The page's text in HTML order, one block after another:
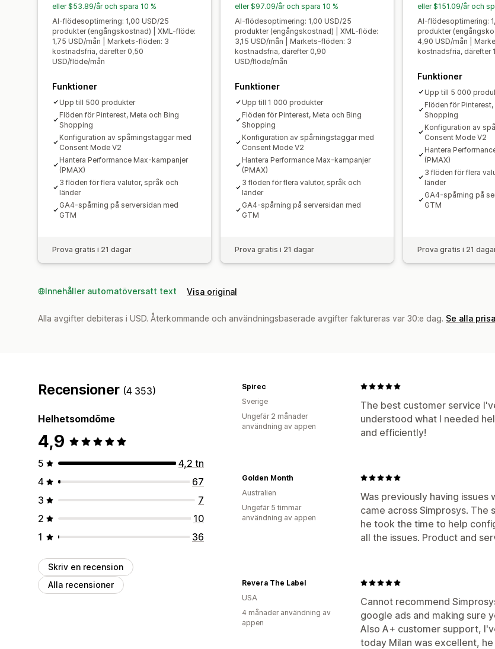
Målspecifika
Konverteringsspårning
Multi-format
eller $53.89/år och spara 10 %
AI-flödesoptimering: 1,00 USD/25
produkter (engångskostnad) | XML-flöde:
1,75 USD/mån | Markets-flöden: 3
kostnadsfria, därefter 0,50
USD/flöde/mån
Funktioner
Upp till 500 produkter
Flöden för Pinterest, Meta och Bing
Shopping
Konfiguration av spårningstaggar med
Consent Mode V2
Hantera Performance Max-kampanjer
(PMAX)
3 flöden för flera valutor, språk och
länder
GA4-spårning på serversidan med
GTM
Prova gratis i 21 dagar
eller $97.09/år och spara 10 %
AI-flödesoptimering: 1,00 USD/25
produkter (engångskostnad) | XML-flöde:
3,15 USD/mån | Markets-flöden: 3
kostnadsfria, därefter 0,90
USD/flöde/mån
Funktioner
Upp till 1 000 produkter
Flöden för Pinterest, Meta och Bing
Shopping
Konfiguration av spårningstaggar med
Consent Mode V2
Hantera Performance Max-kampanjer
(PMAX)
3 flöden för flera valutor, språk och
länder
GA4-spårning på serversidan med
GTM
Prova gratis i 21 dagar
eller $151.09/år och
AI-flödesoptimering:
produkter
4,90 USD/mån |
kostnadsfria, därefter
Funktioner
Upp till 5 000
Flöden för
Shopping
Konfiguration av
Consent Mode V2
Hantera
(PMAX)
3 flöden för flera
länder
GA4-spårning på
GTM
Prova gratis i 21
Innehåller automatöversatt text Visa original
Alla avgifter debiteras i USD. Återkommande och användningsbaserade avgifter faktureras var 30:e dag. Se alla
Recensioner (4 353)
Helhetsomdöme
4,9
5
4,2 tn
4
67
3
7
2
10
1
36
Skriv en recension
Alla recensioner
The best customer service
understood what I needed
and efficiently!
Spirec
Sverige
Ungefär 2 månader
användning av appen
Was previously having
came across Simprosys. The
he took the time to help
all the issues. Product and
Golden Month
Australien
Ungefär 5 timmar
användning av appen
Cannot recommend
google ads and making sure
Also A+ customer support,
today Milan was excellent,
Revera The Label
USA
4 månader användning av
appen